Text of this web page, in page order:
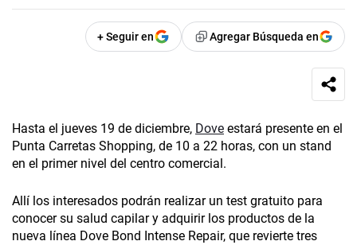
+ Seguir en Agregar Búsqueda en
Hasta el jueves 19 de diciembre, Dove estará presente en el
Punta Carretas Shopping, de 10 a 22 horas, con un stand
en el primer nivel del centro comercial.
Allí los interesados podrán realizar un test gratuito para
conocer su salud capilar y adquirir los productos de la
nueva línea Dove Bond Intense Repair, que revierte tres